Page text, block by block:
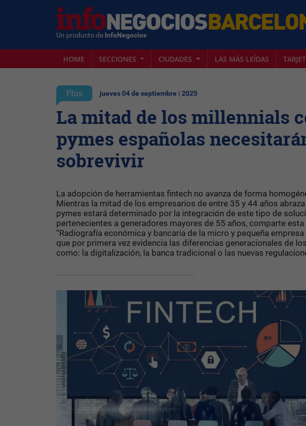
Un producto de InfoNegocios
HOME SECCIONES CIUDADES LAS MÁS LEÍDAS
Plus jueves 04 de septiembre | 2025
La mitad de los millennials
pymes españolas
sobrevivir
La adopción de herramientas fintech no avanza de forma
Mientras la mitad de los empresarios de entre 35 y 44 años
pymes estará determinado por la integración de este tipo de
pertenecientes a generadores mayores de 55 años, comparte
“Radiografía económica y bancaria de la micro y pequeña
que por primera vez evidencia las diferencias generacionales de
como: la digitalización, la banca tradicional o las nuevas